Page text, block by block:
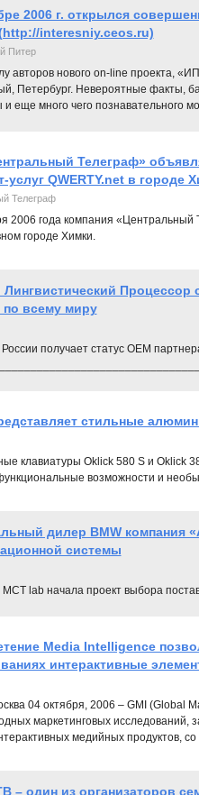
2006 г. открылся
interesniy.ceos.ru)
Питер
авторов нового on-line проекта,
Петербург. Невероятные факты,
еще много чего познавательного
Телеграф»
услуг QWERTY.net в городе
Телеграф
2006 года компания «Центральный
городе Химки.
Лингвистический Процессор
по всему миру
получает статус ОЕМ
стильные
клавиатуры Oklick 580 S и Oklick
возможности и
дилер BMW компания
системы
lab начала проект выбора
Media Intelligence
интерактивные
04 октября, 2006 – GMI (Global
маркетинговых исследований,
медийных продуктов,
– один из организаторов